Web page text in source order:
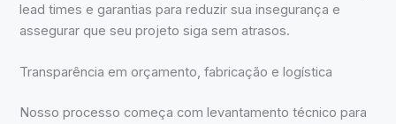
lead times e garantias para reduzir sua insegurança e
assegurar que seu projeto siga sem atrasos.
Transparência em orçamento, fabricação e logística
Nosso processo começa com levantamento técnico para